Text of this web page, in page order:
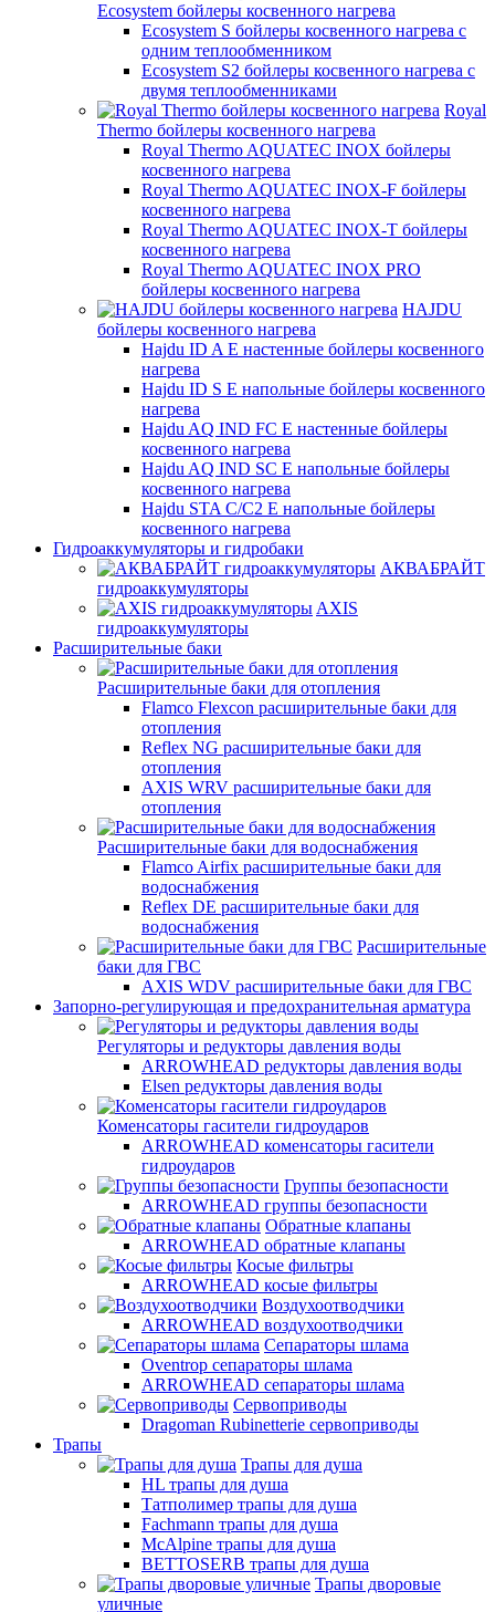
Ecosystem бойлеры косвенного нагрева
Ecosystem S бойлеры косвенного нагрева с
одним теплообменником
Ecosystem S2 бойлеры косвенного нагрева с
двумя теплообменниками
Royal
Thermo бойлеры косвенного нагрева
Royal Thermo AQUATEC INOX бойлеры
косвенного нагрева
Royal Thermo AQUATEC INOX-F бойлеры
косвенного нагрева
Royal Thermo AQUATEC INOX-T бойлеры
косвенного нагрева
Royal Thermo AQUATEC INOX PRO
бойлеры косвенного нагрева
HAJDU
бойлеры косвенного нагрева
Hajdu ID A E настенные бойлеры косвенного
нагрева
Hajdu ID S E напольные бойлеры косвенного
нагрева
Hajdu AQ IND FC E настенные бойлеры
косвенного нагрева
Hajdu AQ IND SC E напольные бойлеры
косвенного нагрева
Hajdu STA C/C2 E напольные бойлеры
косвенного нагрева
Гидроаккумуляторы и гидробаки
АКВАБРАЙТ
гидроаккумуляторы
AXIS
гидроаккумуляторы
Расширительные баки
Расширительные баки для отопления
Flamco Flexcon расширительные баки для
отопления
Reflex NG расширительные баки для
отопления
AXIS WRV расширительные баки для
отопления
Расширительные баки для водоснабжения
Flamco Airfix расширительные баки для
водоснабжения
Reflex DЕ расширительные баки для
водоснабжения
Расширительные
баки для ГВС
AXIS WDV расширительные баки для ГВС
Запорно-регулирующая и предохранительная арматура
Регуляторы и редукторы давления воды
ARROWHEAD редукторы давления воды
Elsen редукторы давления воды
Коменсаторы гасители гидроударов
ARROWHEAD коменсаторы гасители
гидроударов
Группы безопасности
ARROWHEAD группы безопасности
Обратные клапаны
ARROWHEAD обратные клапаны
Косые фильтры
ARROWHEAD косые фильтры
Воздухоотводчики
ARROWHEAD воздухоотводчики
Сепараторы шлама
Oventrop cепараторы шлама
ARROWHEAD сепараторы шлама
Сервоприводы
Dragoman Rubinetterie сервоприводы
Трапы
Трапы для душа
HL трапы для душа
Татполимер трапы для душа
Fachmann трапы для душа
McAlpine трапы для душа
BETTOSERB трапы для душа
Трапы дворовые
уличные